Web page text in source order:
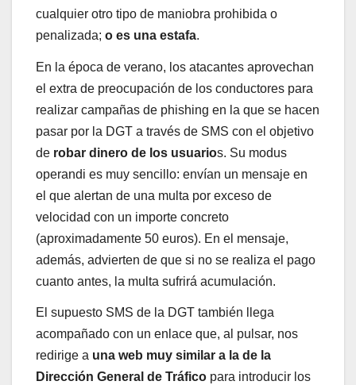
cualquier otro tipo de maniobra prohibida o
penalizada; o es una estafa.
En la época de verano, los atacantes aprovechan
el extra de preocupación de los conductores para
realizar campañas de phishing en la que se hacen
pasar por la DGT a través de SMS con el objetivo
de robar dinero de los usuarios. Su modus
operandi es muy sencillo: envían un mensaje en
el que alertan de una multa por exceso de
velocidad con un importe concreto
(aproximadamente 50 euros). En el mensaje,
además, advierten de que si no se realiza el pago
cuanto antes, la multa sufrirá acumulación.
El supuesto SMS de la DGT también llega
acompañado con un enlace que, al pulsar, nos
redirige a una web muy similar a la de la
Dirección General de Tráfico para introducir los